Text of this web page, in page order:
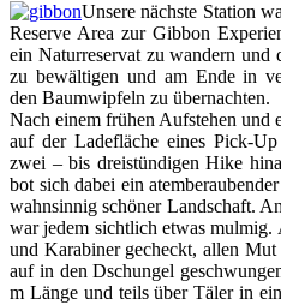
Unsere nächste Station
Reserve Area zur Gibbon
ein Naturreservat zu wandern und
zu bewältigen und am Ende in
den Baumwipfeln zu übernachten.
Nach einem frühen Aufstehen und
auf der Ladefläche eines Pick-
zwei – bis dreistündigen Hike
bot sich dabei ein
wahnsinnig schöner Landschaft.
war jedem sichtlich etwas
und Karabiner gecheckt, allen Mut
auf in den Dschungel
m Länge und teils über Täler in